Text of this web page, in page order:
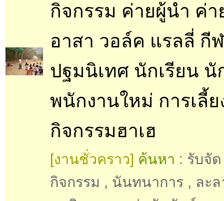
กิจกรรม ค่ายผู้นำ ค่า
อาสา วอล์ค แรลลี่ กี
ปฐมนิเทศ นักเรียน นั
พนักงานใหม่ การเลี้ย
กิจกรรมฮาเฮ
[งานชั่วคราว] ค้นหา : รับจัด
กิจกรรม , นันทนาการ , ละ